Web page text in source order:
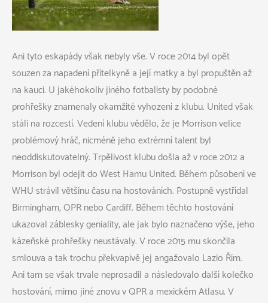
Ani tyto eskapády však nebyly vše. V roce 2014 byl opět
souzen za napadení přítelkyně a její matky a byl propuštěn až
na kauci. U jakéhokoliv jiného fotbalisty by podobné
prohřešky znamenaly okamžité vyhození z klubu. United však
stáli na rozcestí. Vedení klubu vědělo, že je Morrison velice
problémový hráč, nicméně jeho extrémní talent byl
neoddiskutovatelný. Trpělivost klubu došla až v roce 2012 a
Morrison byl odejit do West Hamu United. Během působení ve
WHU strávil většinu času na hostováních. Postupně vystřídal
Birmingham, OPR nebo Cardiff. Během těchto hostování
ukazoval záblesky geniality, ale jak bylo naznačeno výše, jeho
kázeňské prohřešky neustávaly. V roce 2015 mu skončila
smlouva a tak trochu překvapivě jej angažovalo Lazio Řím.
Ani tam se však trvale neprosadil a následovalo další kolečko
hostování, mimo jiné znovu v QPR a mexickém Atlasu. V